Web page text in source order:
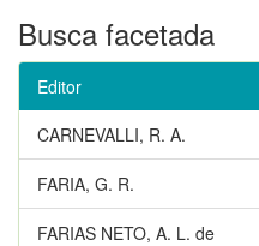
Busca facetada
Editor
CARNEVALLI, R. A.
FARIA, G. R.
FARIAS NETO, A. L. de